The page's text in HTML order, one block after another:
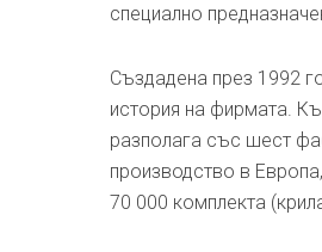
специално
Създадена през 1992
история на фирмата.
разполага със шест
производство в
70 000 комплекта